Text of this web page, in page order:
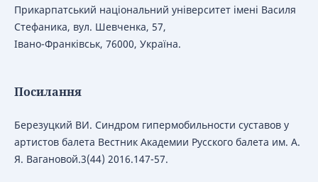
Прикарпатський національний університет імені Василя
Стефаника, вул. Шевченка, 57,
Івано-Франківськ, 76000, Україна.
Посилання
Березуцкий ВИ. Синдром гипермобильности суставов у
артистов балета Вестник Академии Русского балета им. А.
Я. Вагановой.3(44) 2016.147-57.